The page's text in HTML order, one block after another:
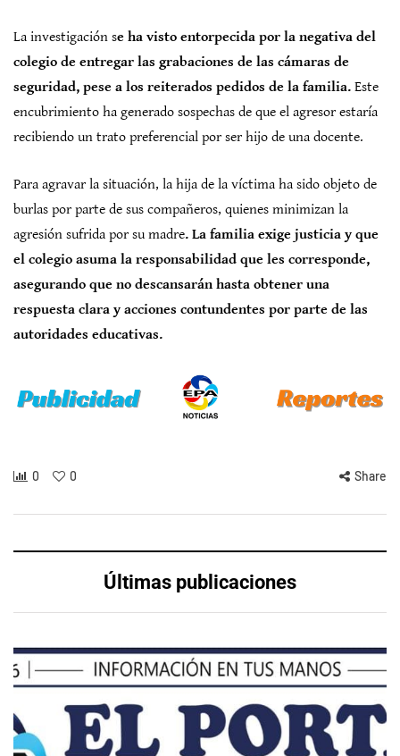
La investigación se ha visto entorpecida por la negativa del
colegio de entregar las grabaciones de las cámaras de
seguridad, pese a los reiterados pedidos de la familia. Este
encubrimiento ha generado sospechas de que el agresor estaría
recibiendo un trato preferencial por ser hijo de una docente.
Para agravar la situación, la hija de la víctima ha sido objeto de
burlas por parte de sus compañeros, quienes minimizan la
agresión sufrida por su madre. La familia exige justicia y que
el colegio asuma la responsabilidad que les corresponde,
asegurando que no descansarán hasta obtener una
respuesta clara y acciones contundentes por parte de las
autoridades educativas.
0 0 Share
Últimas publicaciones